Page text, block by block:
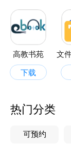
高教书苑
下载
热门分类
可预约